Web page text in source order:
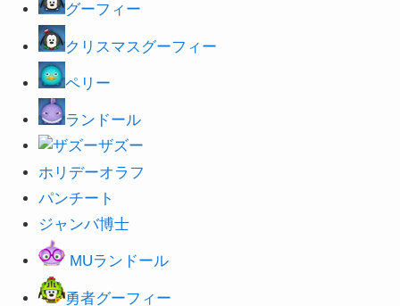
グーフィー
クリスマスグーフィー
ペリー
ランドール
ザズー
ホリ デーオラフ
パンチート
ジャンバ博士
MUランドール
勇者グーフィー